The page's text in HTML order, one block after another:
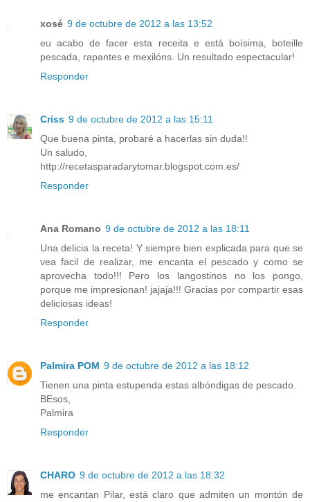
xosé 9 de octubre de 2012 a las 13:52
eu acabo de facer esta receita e está boísima, boteille
pescada, rapantes e mexilóns. Un resultado espectacular!
Responder
Criss 9 de octubre de 2012 a las 15:11
Que buena pinta, probaré a hacerlas sin duda!!
Un saludo,
http://recetasparadarytomar.blogspot.com.es/
Responder
Ana Romano 9 de octubre de 2012 a las 18:11
Una delicia la receta! Y siempre bien explicada para que se
vea facil de realizar, me encanta el pescado y como se
aprovecha todo!!! Pero los langostinos no los pongo,
porque me impresionan! jajaja!!! Gracias por compartir esas
deliciosas ideas!
Responder
Palmira POM 9 de octubre de 2012 a las 18:12
Tienen una pinta estupenda estas albóndigas de pescado.
BEsos,
Palmira
Responder
CHARO 9 de octubre de 2012 a las 18:32
me encantan Pilar, está claro que admiten un montón de